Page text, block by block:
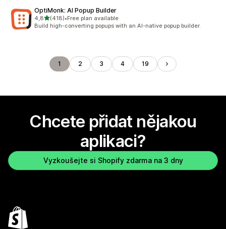
OptiMonk: AI Popup Builder
4,8z 5 hvězd
(418)
Celkový počet recenzí: 418
•Free plan available
Build high-converting popups with an AI-native popup builder.
1 2 3 4 19
Chcete přidat nějakou
aplikaci?
Vyzkoušejte si Shopify zdarma na 3 dny